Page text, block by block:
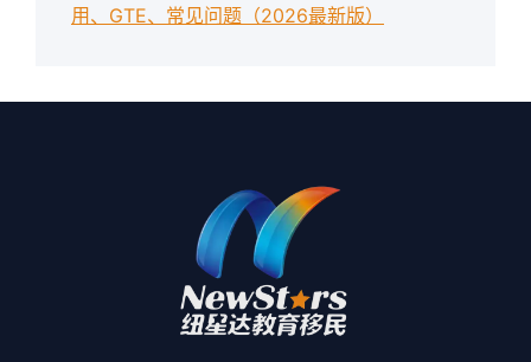
用、GTE、常见问题（2026最新版）